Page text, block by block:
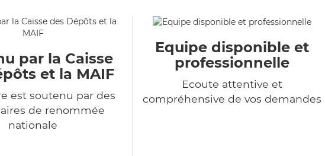
par la Caisse
et la MAIF
est soutenu par des
de renommée
nationale
Equipe disponible et
professionnelle
Ecoute attentive et
compréhensive de vos demandes